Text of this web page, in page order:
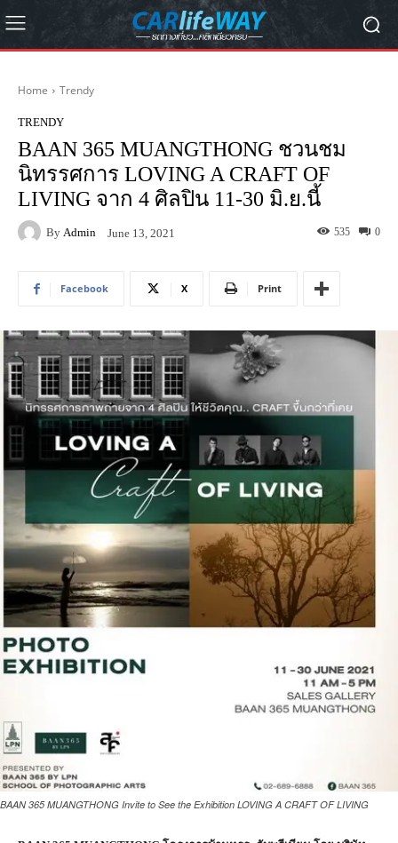
Home Trendy
TRENDY
BAAN 365 MUANGTHONG ชวนชม
นิทรรศการ LOVING A CRAFT OF
LIVING จาก 4 ศิลปิน 11-30 มิ.ย.นี้
By Admin June 13, 2021 0
535
Facebook X Print
BAAN 365 MUANGTHONG Invite to See the Exhibition LOVING A CRAFT OF LIVING